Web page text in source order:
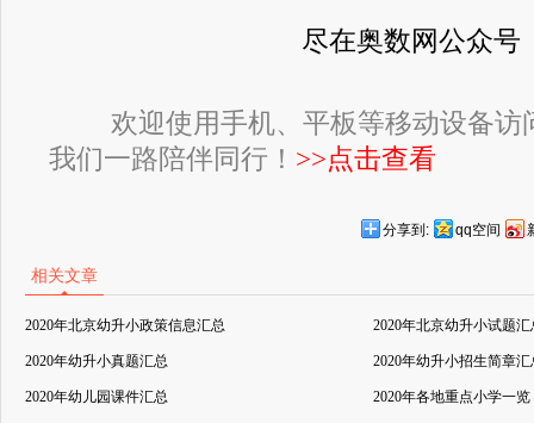
尽在奥数网公众号
欢迎使用手机、平板等移动设备访
我们一路陪伴同行！ >>点击查看
分享到: qq空间
相关文章
2020年北京幼升小政策信息汇总 2020年北京幼升小试题汇
2020年幼升小真题汇总 2020年幼升小招生简章汇
2020年幼儿园课件汇总 2020年各地重点小学一览